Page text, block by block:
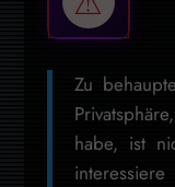
Zu
habe, ist